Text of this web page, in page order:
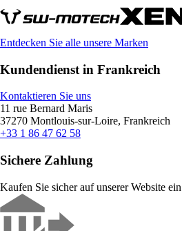
Entdecken Sie alle unsere Marken
Kundendienst in Frankreich
Kontaktieren Sie uns
11 rue Bernard Maris
37270 Montlouis-sur-Loire, Frankreich
+33 1 86 47 62 58
Sichere Zahlung
Kaufen Sie sicher auf unserer Website ein